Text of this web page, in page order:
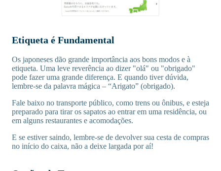
Etiqueta é Fundamental
Os japoneses dão grande importância aos bons modos e à
etiqueta. Uma leve reverência ao dizer "olá" ou "obrigado"
pode fazer uma grande diferença. E quando tiver dúvida,
lembre-se da palavra mágica – “Arigato” (obrigado).
Fale baixo no transporte público, como trens ou ônibus, e esteja
preparado para tirar os sapatos ao entrar em uma residência, ou
em alguns restaurantes e acomodações.
E se estiver saindo, lembre-se de devolver sua cesta de compras
no início do caixa, não a deixe largada por aí!